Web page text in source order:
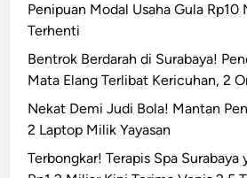
Penipuan Modal Usaha Gula Rp10
Terhenti
Bentrok Berdarah di Surabaya!
Mata Elang Terlibat Kericuhan, 2
Nekat Demi Judi Bola! Mantan
2 Laptop Milik Yayasan
Terbongkar! Terapis Spa Surabaya